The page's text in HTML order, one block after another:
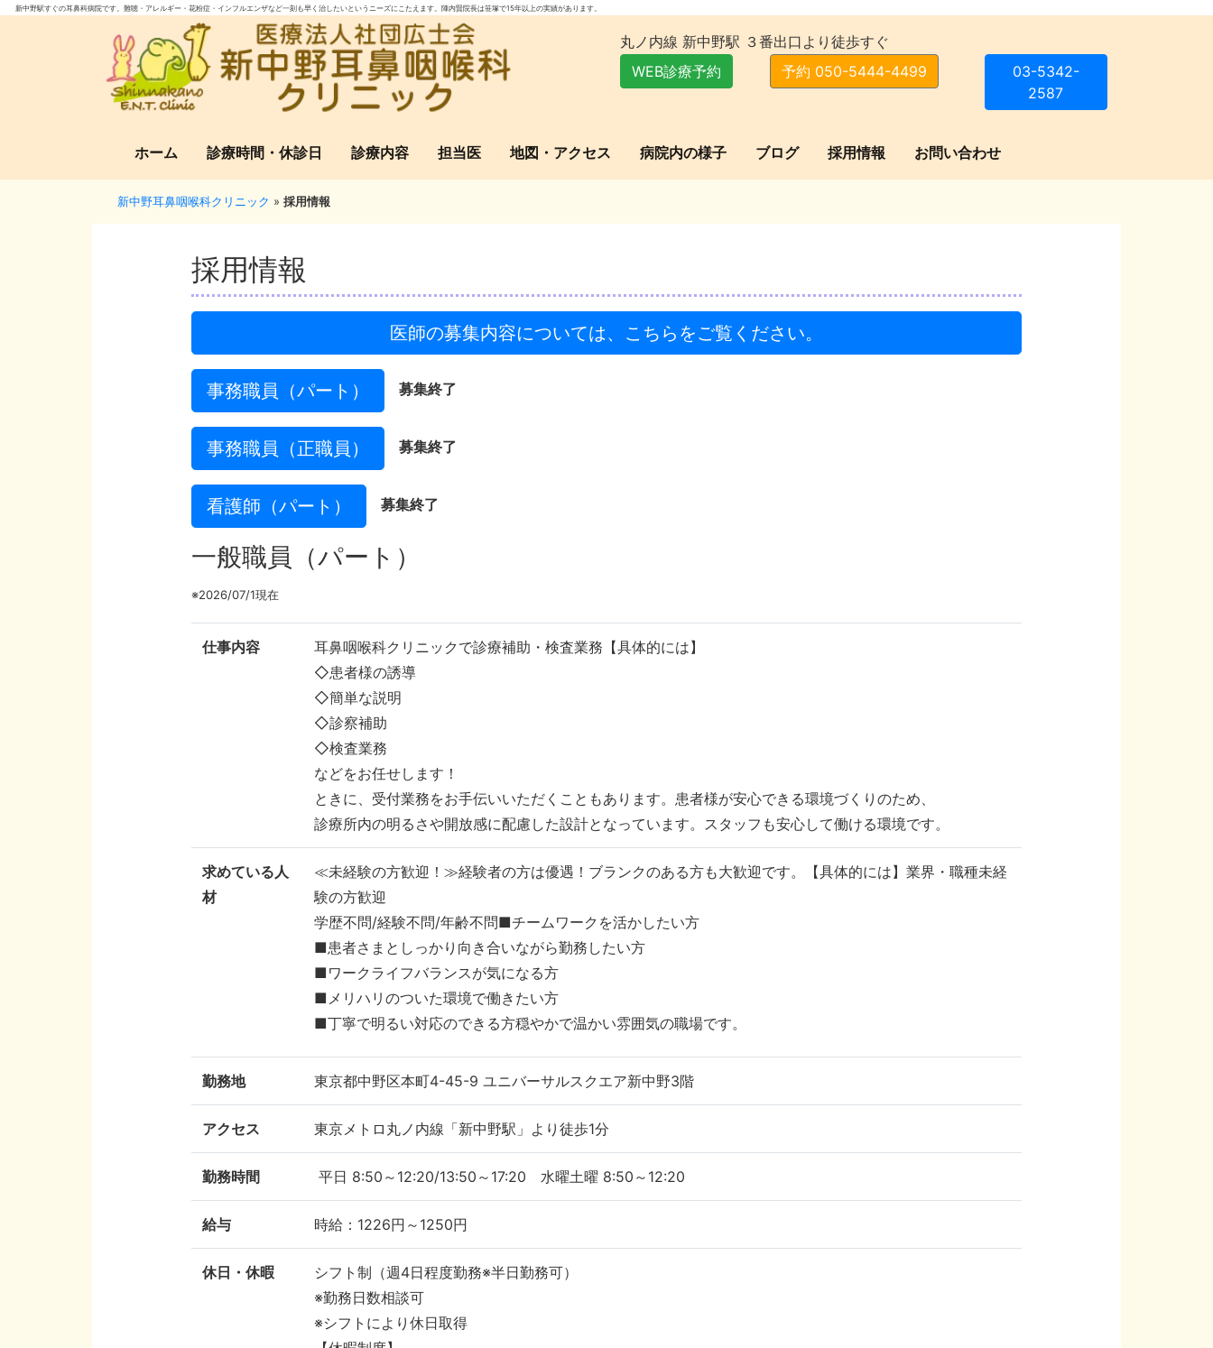
新中野駅すぐの耳鼻科病院です。難聴・アレルギー・花粉症・インフルエンザなど一刻も早く治したいというニーズにこたえます。陣内賢院長は笹塚で15年以上の実績があります。
丸ノ内線 新中野駅 ３番出口より徒歩すぐ
WEB診療予約
予約 050-5444-4499
03-5342-
2587
ホーム 診療時間・休診日 診療内容 担当医 地図・アクセス 病院内の様子 ブログ 採用情報 お問い合わせ
新中野耳鼻咽喉科クリニック » 採用情報
採用情報
医師の募集内容については、こちらをご覧ください。
事務職員（パート） 募集終了
事務職員（正職員） 募集終了
看護師（パート） 募集終了
一般職員（パート）
※2026/07/1現在
仕事内容
耳鼻咽喉科クリニックで診療補助・検査業務【具体的には】
◇患者様の誘導
◇簡単な説明
◇診察補助
◇検査業務
などをお任せします！
ときに、受付業務をお手伝いいただくこともあります。患者様が安心できる環境づくりのため、
診療所内の明るさや開放感に配慮した設計となっています。スタッフも安心して働ける環境です。
求めている人
材
≪未経験の方歓迎！≫経験者の方は優遇！ブランクのある方も大歓迎です。【具体的には】業界・職種未経
験の方歓迎
学歴不問/経験不問/年齢不問■チームワークを活かしたい方
■患者さまとしっかり向き合いながら勤務したい方
■ワークライフバランスが気になる方
■メリハリのついた環境で働きたい方
■丁寧で明るい対応のできる方穏やかで温かい雰囲気の職場です。
勤務地 東京都中野区本町4-45-9 ユニバーサルスクエア新中野3階
アクセス 東京メトロ丸ノ内線「新中野駅」より徒歩1分
勤務時間 平日 8:50～12:20/13:50～17:20 水曜土曜 8:50～12:20
給与 時給：1226円～1250円
休日・休暇
シフト制（週4日程度勤務※半日勤務可）
※勤務日数相談可
※シフトにより休日取得